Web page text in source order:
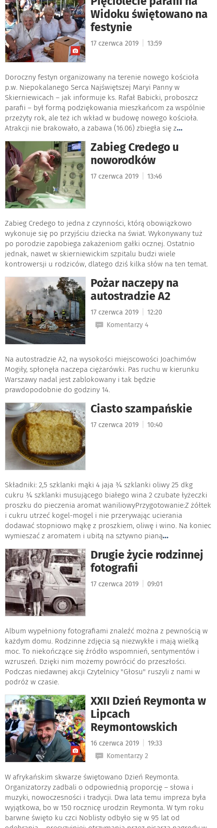
Widoku świętowano na
festynie
17 czerwca 2019 13:59
Doroczny festyn organizowany na terenie nowego kościoła
p.w. Niepokalanego Serca Najświętszej Maryi Panny w
Skierniewicach – jak informuje ks. Rafał Babicki, proboszcz
parafii – był formą podziękowania mieszkańcom za wspólnie
przeżyty rok, ale też ich wkład w budowę nowego kościoła.
Atrakcji nie brakowało, a zabawa (16.06) zbiegła się z...
Zabieg Credego u
noworodków
17 czerwca 2019 13:46
Zabieg Credego to jedna z czynności, którą obowiązkowo
wykonuje się po przyjściu dziecka na świat. Wykonywany tuż
po porodzie zapobiega zakażeniom gałki ocznej. Ostatnio
jednak, nawet w skierniewickim szpitalu budzi wiele
kontrowersji u rodziców, dlatego dziś kilka słów na ten temat.
Pożar naczepy na
autostradzie A2
17 czerwca 2019
12:20
Komentarzy 4
Na autostradzie A2, na wysokości miejscowości Joachimów
Mogiły, spłonęła naczepa ciężarówki. Pas ruchu w kierunku
Warszawy nadal jest zablokowany i tak będzie
prawdopodobnie do godziny 14.
Ciasto szampańskie
17 czerwca 2019 10:40
Składniki: 2,5 szklanki mąki 4 jaja ¾ szklanki oliwy 25 dkg
cukru ¾ szklanki musującego białego wina 2 czubate łyżeczki
proszku do pieczenia aromat waniliowyPrzygotowanie:Z żółtek
i cukru utrzeć kogel-mogel i nie przerywając ucierania
dodawać stopniowo mąkę z proszkiem, oliwę i wino. Na koniec
wymieszać z aromatem i ubitą na sztywno pianą...
Drugie życie rodzinnej
fotografii
17 czerwca 2019 09:01
Album wypełniony fotografiami znaleźć można z pewnością w
każdym domu. Rodzinne zdjęcia są niezwykłe i mają wielką
moc. To niekończące się źródło wspomnień, sentymentów i
wzruszeń. Dzięki nim możemy powrócić do przeszłości.
Podczas niedawnej akcji Czytelnicy "Głosu" ruszyli z nami w
podróż w czasie.
XXII Dzień Reymonta w
Lipcach
Reymontowskich
16 czerwca 2019
19:33
Komentarzy 2
W afrykańskim skwarze świętowano Dzień Reymonta.
Organizatorzy zadbali o odpowiednią proporcję – słowa i
muzyki, nowoczesności i tradycji. Dwa lata temu impreza była
wyjątkowa, bo w 150 rocznicę urodzin Reymonta. W tym roku
barwne święto ku czci Noblisty odbyło się w 95 lat od